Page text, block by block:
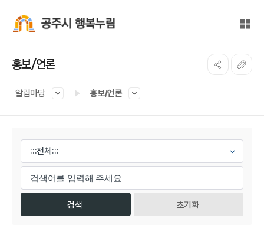
전체
홍보/언론
알림마당 홍보/언론
초기화